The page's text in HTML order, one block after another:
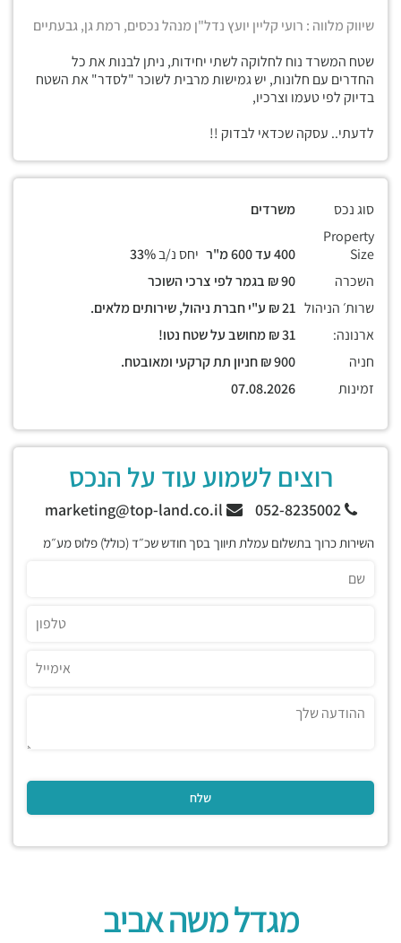
שיווק מלווה : רועי קליין יועץ נדל"ן מנהל נכסים, רמת גן, גבעתיים
שטח המשרד נוח לחלוקה לשתי יחידות, ניתן לבנות את כל
החדרים עם חלונות, יש גמישות מרבית לשוכר "לסדר" את השטח
בדיוק לפי טעמו וצרכיו,
לדעתי.. עסקה שכדאי לבדוק !!
סוג נכס
משרדים
Property
Size
יחס נ/ב
השכרה
שרות׳ הניהול
ארנונה:
חניה
זמינות
רוצים לשמוע עוד על הנכס
052-8235002
השירות כרוך בתשלום עמלת תיווך בסך חודש שכ״ד (כולל) פלוס מע״מ
מגדל משה אביב